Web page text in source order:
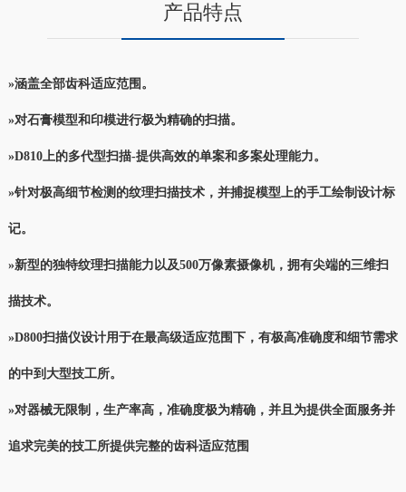
产品特点
»涵盖全部齿科适应范围。
»对石膏模型和印模进行极为精确的扫描。
»D810上的多代型扫描-提供高效的单案和多案处理能力。
»针对极高细节检测的纹理扫描技术，并捕捉模型上的手工绘制设计标
记。
»新型的独特纹理扫描能力以及500万像素摄像机，拥有尖端的三维扫
描技术。
»D800扫描仪设计用于在最高级适应范围下，有极高准确度和细节需求
的中到大型技工所。
»对器械无限制，生产率高，准确度极为精确，并且为提供全面服务并
追求完美的技工所提供完整的齿科适应范围